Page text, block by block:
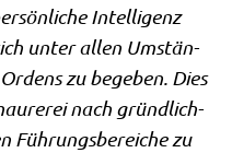
Intel­li­genz
unter allen Umstän­
zu bege­ben. Dies
nach gründ­lich­
Füh­rungs­be­rei­che zu